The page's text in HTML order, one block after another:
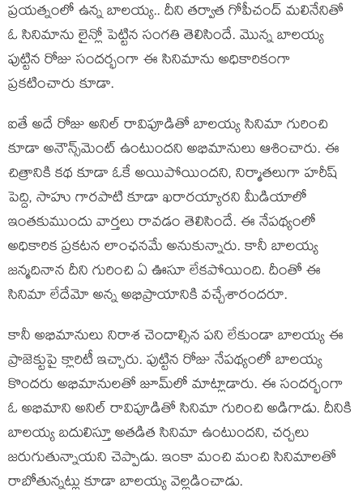
ప్ర‌య‌త్నంలో ఉన్న బాల‌య్య‌.. దీని త‌ర్వాత గోపీచంద్ మ‌లినేనితో
ఓ సినిమాను లైన్లో పెట్టిన సంగతి తెలిసిందే. మొన్న బాల‌య్య
పుట్టిన రోజు సంద‌ర్భంగా ఈ సినిమాను అధికారికంగా
ప్ర‌క‌టించారు కూడా.
ఐతే అదే రోజు అనిల్ రావిపూడితో బాల‌య్య సినిమా గురించి
కూడా అనౌన్స్‌మెంట్ ఉంటుంద‌ని అభిమానులు ఆశించారు. ఈ
చిత్రానికి క‌థ కూడా ఓకే అయిపోయింద‌ని, నిర్మాత‌లుగా హ‌రీష్
పెద్ది, సాహు గారపాటి కూడా ఖ‌రార‌య్యార‌ని మీడియాలో
ఇంత‌కుముందు వార్త‌లు రావ‌డం తెలిసిందే. ఈ నేప‌థ్యంలో
అధికారిక ప్ర‌క‌ట‌న లాంఛ‌న‌మే అనుకున్నారు. కానీ బాల‌య్య
జ‌న్మ‌దినాన దీని గురించి ఏ ఊసూ లేక‌పోయింది. దీంతో ఈ
సినిమా లేదేమో అన్న అభిప్రాయానికి వ‌చ్చేశారంద‌రూ.
కానీ అభిమానులు నిరాశ చెందాల్సిన ప‌ని లేకుండా బాల‌య్య ఈ
ప్రాజెక్టుపై క్లారిటీ ఇచ్చారు. పుట్టిన రోజు నేప‌థ్యంలో బాల‌య్య
కొంద‌రు అభిమానుల‌తో జూమ్‌లో మాట్లాడారు. ఈ సంద‌ర్భంగా
ఓ అభిమాని అనిల్ రావిపూడితో సినిమా గురించి అడిగాడు. దీనికి
బాల‌య్య బ‌దులిస్తూ అత‌డిత సినిమా ఉంటుంద‌ని, చర్చ‌లు
జ‌రుగుతున్నాయ‌ని చెప్పాడు. ఇంకా మంచి మంచి సినిమాల‌తో
రాబోతున్న‌ట్లు కూడా బాల‌య్య వెల్ల‌డించాడు.